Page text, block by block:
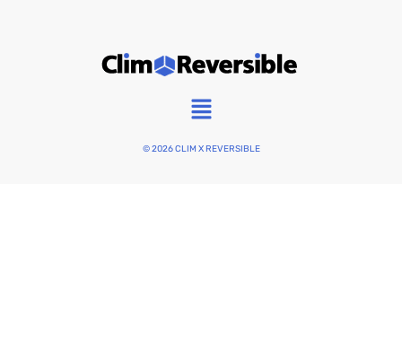
Main
Menu
© 2026 CLIM X REVERSIBLE